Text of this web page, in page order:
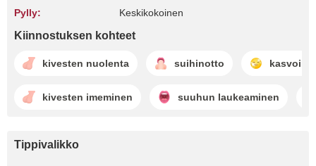
Pylly: Keskikokoinen
Kiinnostuksen kohteet
kivesten nuolenta suihinotto kasvoille
kivesten imeminen suuhun laukeaminen
Tippivalikko